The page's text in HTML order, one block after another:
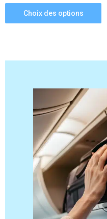
Choix des options